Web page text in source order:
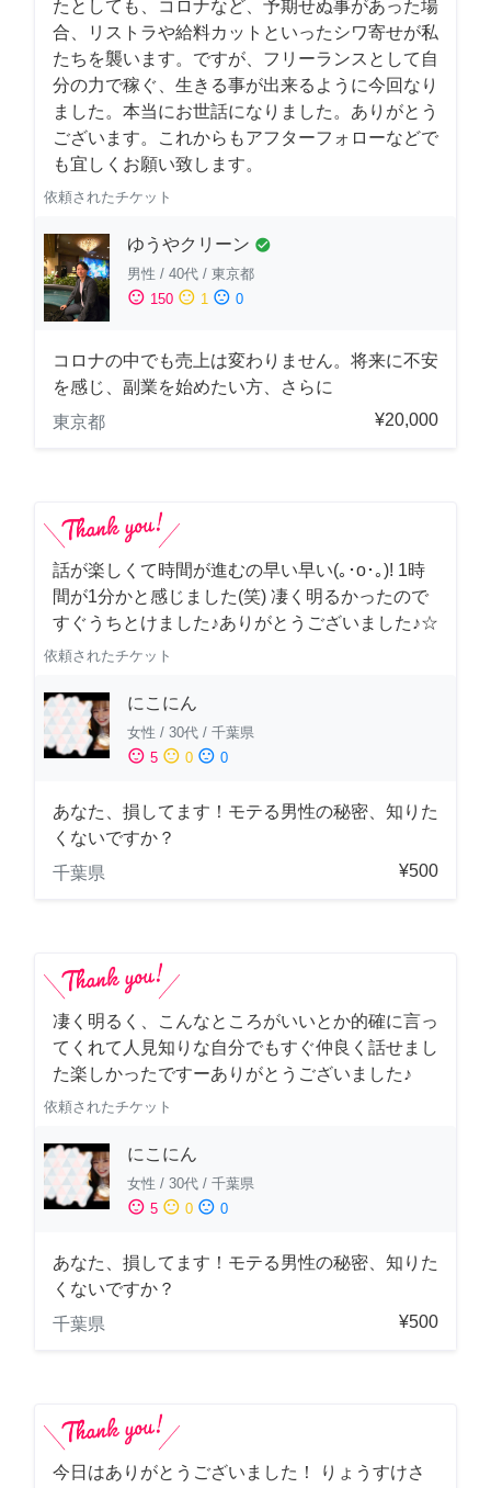
たとしても、コロナなど、予期せぬ事があった場
合、リストラや給料カットといったシワ寄せが私
たちを襲います。ですが、フリーランスとして自
分の力で稼ぐ、生きる事が出来るように今回なり
ました。本当にお世話になりました。ありがとう
ございます。これからもアフターフォローなどで
も宜しくお願い致します。
依頼されたチケット
ゆうやクリーン check_circle
男性 / 40代 / 東京都
sentiment_satisfied 150 sentiment_neutral 1 sentiment_dissatisfied 0
コロナの中でも売上は変わりません。将来に不安
を感じ、副業を始めたい方、さらに
東京都
¥20,000
話が楽しくて時間が進むの早い早い(｡･о･｡)! 1時
間が1分かと感じました(笑) 凄く明るかったので
すぐうちとけました♪ありがとうございました♪☆
依頼されたチケット
にこにん
女性 / 30代 / 千葉県
sentiment_satisfied 5 sentiment_neutral 0 sentiment_dissatisfied 0
あなた、損してます！モテる男性の秘密、知りた
くないですか？
千葉県
¥500
凄く明るく、こんなところがいいとか的確に言っ
てくれて人見知りな自分でもすぐ仲良く話せまし
た楽しかったですーありがとうございました♪
依頼されたチケット
にこにん
女性 / 30代 / 千葉県
sentiment_satisfied 5 sentiment_neutral 0 sentiment_dissatisfied 0
あなた、損してます！モテる男性の秘密、知りた
くないですか？
千葉県
¥500
今日はありがとうございました！ りょうすけさ